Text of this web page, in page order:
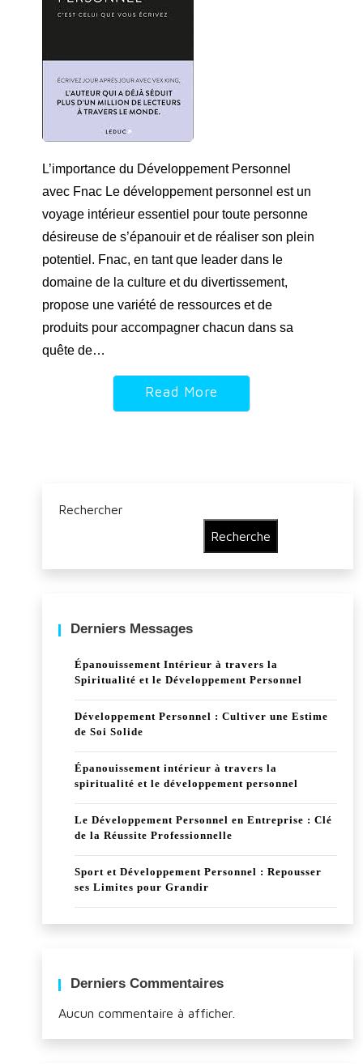
L’importance du Développement Personnel
avec Fnac Le développement personnel est un
voyage intérieur essentiel pour toute personne
désireuse de s’épanouir et de réaliser son plein
potentiel. Fnac, en tant que leader dans le
domaine de la culture et du divertissement,
propose une variété de ressources et de
produits pour accompagner chacun dans sa
quête de…
Read More
Rechercher
Recherche
Derniers Messages
Épanouissement Intérieur à travers la
Spiritualité et le Développement Personnel
Développement Personnel : Cultiver une Estime
de Soi Solide
Épanouissement intérieur à travers la
spiritualité et le développement personnel
Le Développement Personnel en Entreprise : Clé
de la Réussite Professionnelle
Sport et Développement Personnel : Repousser
ses Limites pour Grandir
Derniers Commentaires
Aucun commentaire à afficher.